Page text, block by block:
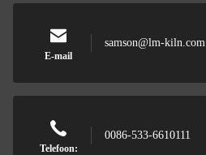
E-mail
samson@lm-kiln.com
Telefoon:
0086-533-6610111